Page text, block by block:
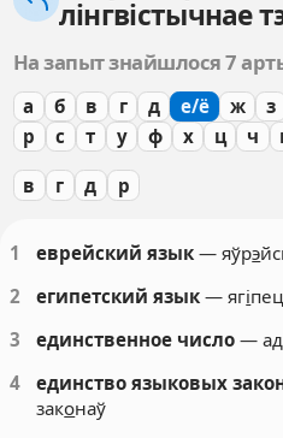
лінгвістычнае
На запыт знайшлося 7
а б в г д е/ё ж з
р
с т у ф х ц ч
в г д р
1 еврейский язык — яўрэ
2
египетский язык — ягі
3
единственное число —
4
единство языковых
законаў